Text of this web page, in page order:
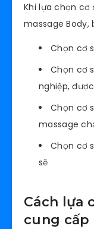
Khi lựa chọn
massage Body,
Chọn cơ
Chọn cơ
nghiệp,
Chọn cơ
massage
Chọn cơ
sẽ
Cách lựa
cung cấp